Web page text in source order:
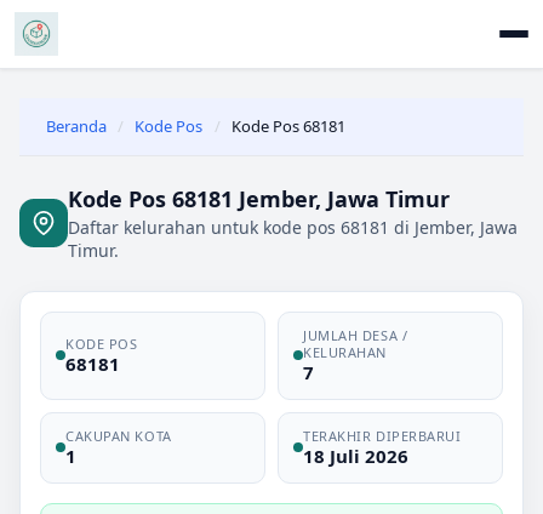
Beranda / Kode Pos / Kode Pos 68181
Kode Pos 68181 Jember, Jawa Timur
Daftar kelurahan untuk kode pos 68181 di Jember, Jawa
Timur.
KODE POS
68181
JUMLAH DESA /
KELURAHAN
7
CAKUPAN KOTA
1
TERAKHIR DIPERBARUI
18 Juli 2026